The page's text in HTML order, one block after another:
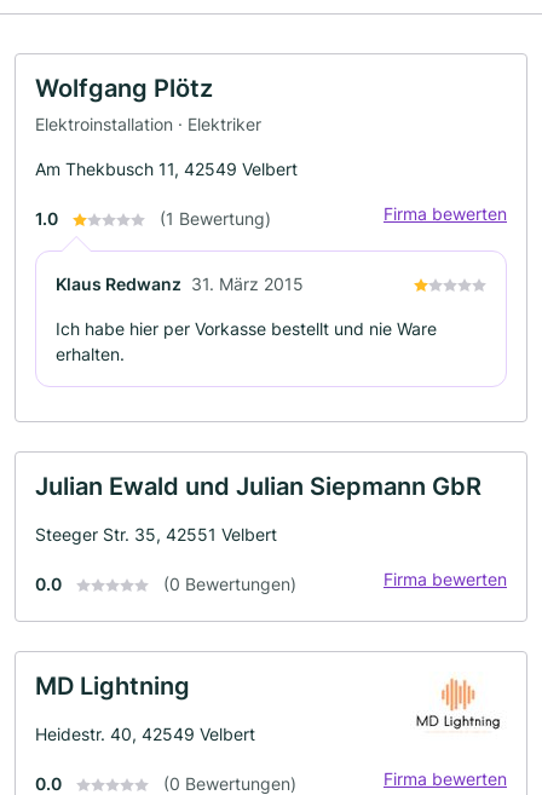
Wolfgang Plötz
Elektroinstallation · Elektriker
Am Thekbusch 11, 42549 Velbert
1.0 (1 Bewertung) Firma bewerten
Klaus Redwanz 31. März 2015
Ich habe hier per Vorkasse bestellt und nie Ware
erhalten.
Julian Ewald und Julian Siepmann GbR
Steeger Str. 35, 42551 Velbert
0.0 (0 Bewertungen) Firma bewerten
MD Lightning
Heidestr. 40, 42549 Velbert
0.0 (0 Bewertungen) Firma bewerten